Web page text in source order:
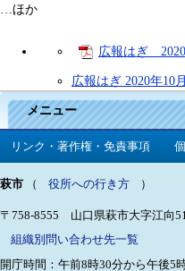
…ほか
広報はぎ 2020
広報はぎ 2020年10
メニュー
リンク・著作権・免責事項
萩市 （ 役所への行き方 ）
〒758-8555 山口県萩市大字江向
組織別問い合わせ先一覧
開庁時間：午前8時30分から午後5